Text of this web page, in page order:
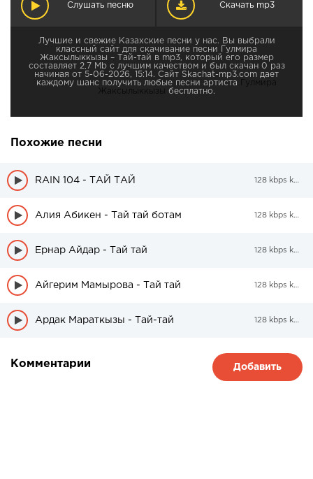
Слушать песню Скачать mp3
Лучшие и свежие Казахские песни у нас. Вы выбрали
классный сайт для скачивание песни Гулмира
Жаксылыккызы – Тай-тай в mp3, который его размер
составляет 2,7 Mb с лучшим качеством и был скачан 0 раз
начиная от 5-06-2026, 15:14. Сайт Skachat-mp3.com дает
каждому шанс получить любые песни артиста
Гулмира
Жаксылыккызы
бесплатно.
Похожие песни
RAIN 104 - ТАЙ ТАЙ 128 kbps kbps
Алия Абикен - Тай тай ботам 128 kbps kbps
Ернар Айдар - Тай тай 128 kbps kbps
Айгерим Мамырова - Тай тай 128 kbps kbps
Ардак Мараткызы - Тай-тай 128 kbps kbps
Комментарии Добавить